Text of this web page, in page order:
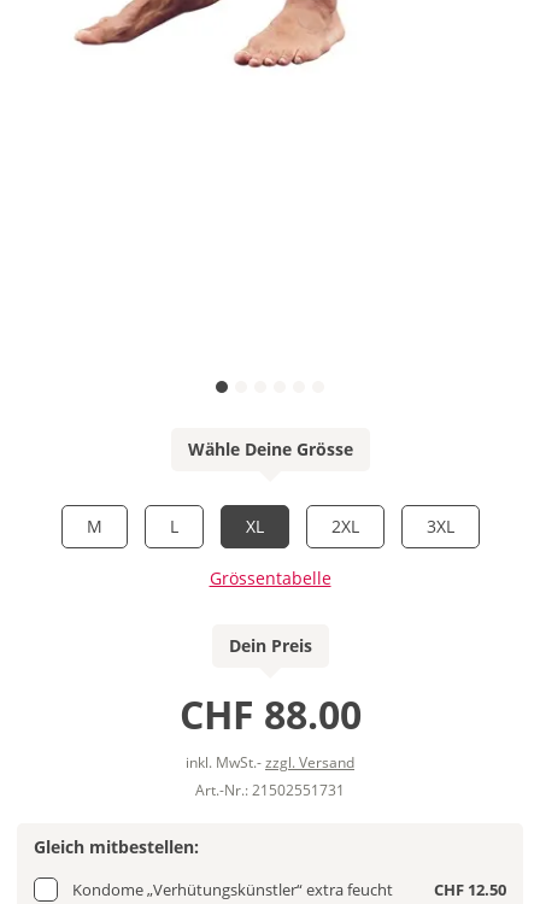
Wähle Deine Grösse
M L XL 2XL 3XL
Grössentabelle
Dein Preis
CHF 88.00
inkl. MwSt.-zzgl. Versand
Art.-Nr.: 21502551731
Gleich mitbestellen:
Kondome „Verhütungskünstler“ extra feucht CHF 12.50